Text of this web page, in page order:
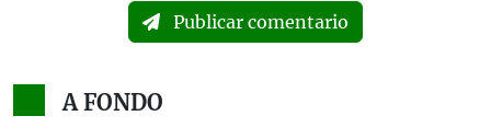
Publicar comentario
A FONDO